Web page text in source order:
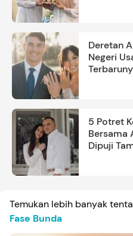
Deretan
Negeri
5 Potret
Bersama
Dipuji
Temukan lebih banyak
Fase Bunda